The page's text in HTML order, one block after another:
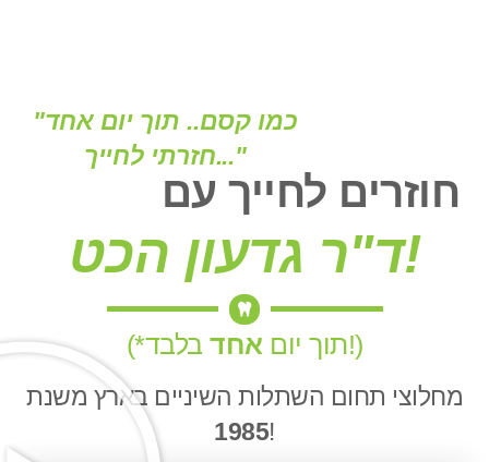
"כמו קסם.. תוך יום אחד
חזרתי לחייך..."
חוזרים לחייך עם
ד"ר גדעון הכט!
(*תוך יום אחד בלבד!)
מחלוצי תחום השתלות השיניים בארץ משנת
1985!